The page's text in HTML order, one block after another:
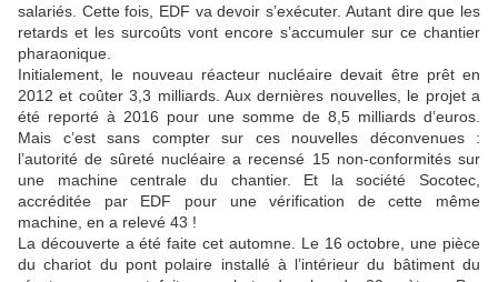
salariés. Cette fois, EDF va devoir s’exécuter. Autant dire que les
retards et les surcoûts vont encore s’accumuler sur ce chantier
pharaonique.
Initialement, le nouveau réacteur nucléaire devait être prêt en
2012 et coûter 3,3 milliards. Aux dernières nouvelles, le projet a
été reporté à 2016 pour une somme de 8,5 milliards d’euros.
Mais c’est sans compter sur ces nouvelles déconvenues :
l’autorité de sûreté nucléaire a recensé 15 non-conformités sur
une machine centrale du chantier. Et la société Socotec,
accréditée par EDF pour une vérification de cette même
machine, en a relevé 43 !
La découverte a été faite cet automne. Le 16 octobre, une pièce
du chariot du pont polaire installé à l’intérieur du bâtiment du